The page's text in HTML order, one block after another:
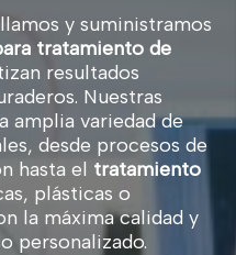
y suministramos
tratamiento de
resultados
Nuestras
amplia variedad de
desde procesos de
hasta el tratamiento
plásticas o
la máxima calidad y
personalizado.